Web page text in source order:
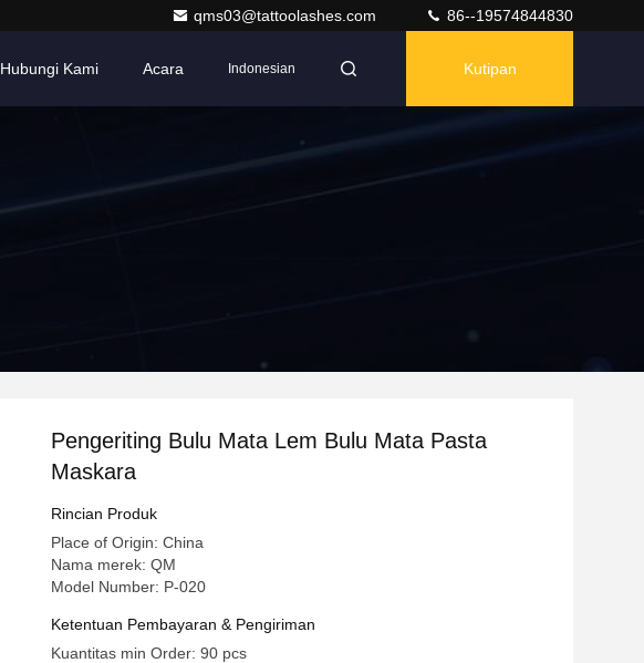
qms03@tattoolashes.com 86--19574844830
Hubungi Kami Acara Indonesian Kutipan
Pengeriting Bulu Mata Lem Bulu Mata Pasta
Maskara
Rincian Produk
Place of Origin: China
Nama merek: QM
Model Number: P-020
Ketentuan Pembayaran & Pengiriman
Kuantitas min Order: 90 pcs